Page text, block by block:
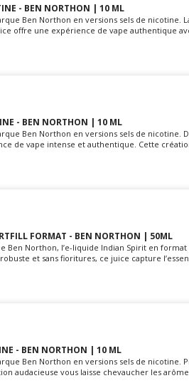
- BEN NORTHON | 10 ML
Ben Northon en versions sels de nicotine.
offre une expérience de vape authentique
- BEN NORTHON | 10 ML
Ben Northon en versions sels de nicotine.
de vape intense et authentique. Cette
FORMAT - BEN NORTHON | 50ML
Ben Northon, l’e-liquide Indian Spirit en
et sans fioritures, ce juice capture
- BEN NORTHON | 10 ML
Ben Northon en versions sels de nicotine.
audacieuse vous laisse chevaucher les